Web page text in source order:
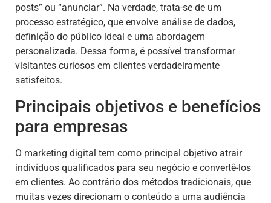
posts” ou “anunciar”. Na verdade, trata-se de um
processo estratégico, que envolve análise de dados,
definição do público ideal e uma abordagem
personalizada. Dessa forma, é possível transformar
visitantes curiosos em clientes verdadeiramente
satisfeitos.
Principais objetivos e benefícios
para empresas
O marketing digital tem como principal objetivo atrair
indivíduos qualificados para seu negócio e convertê-los
em clientes. Ao contrário dos métodos tradicionais, que
muitas vezes direcionam o conteúdo a uma audiência